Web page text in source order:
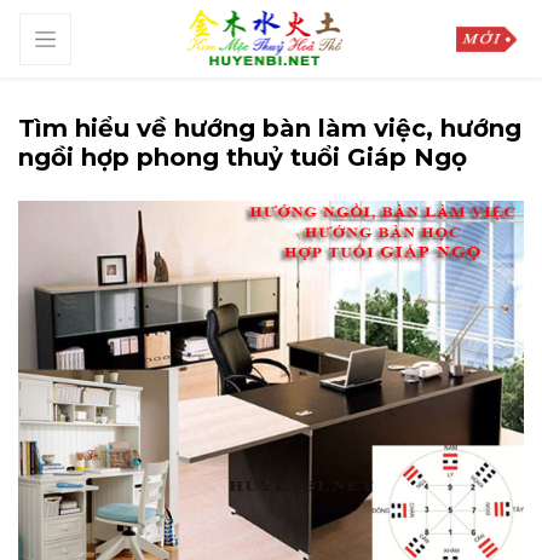
Tìm hiểu về hướng bàn làm việc, hướng
ngồi hợp phong thuỷ tuổi Giáp Ngọ